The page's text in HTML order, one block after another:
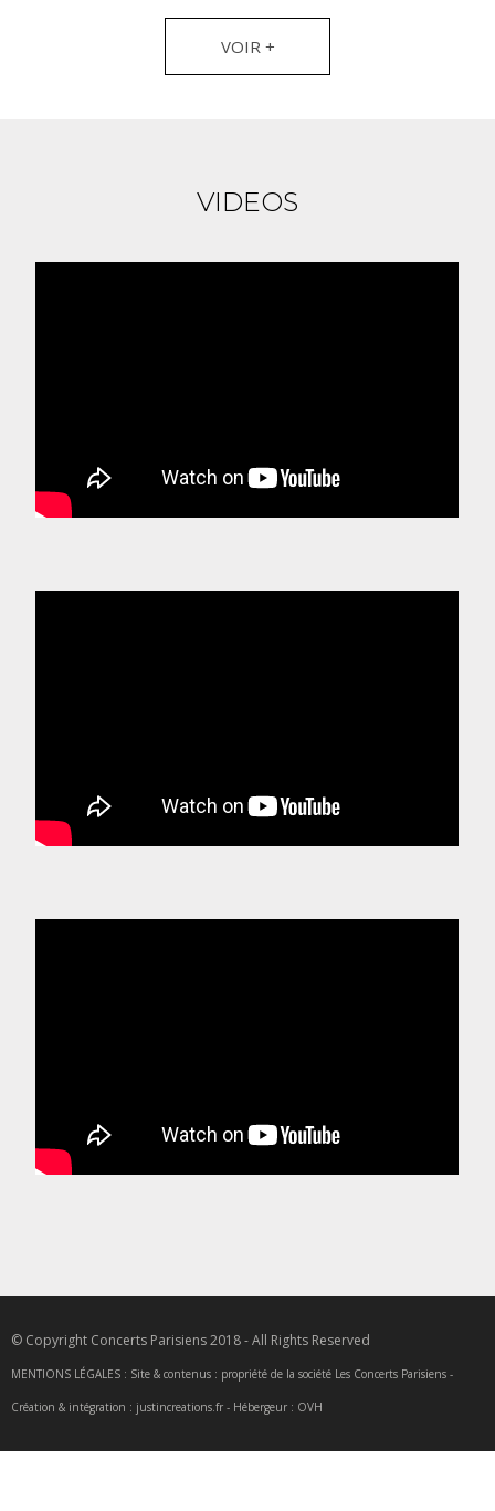
VOIR +
VIDEOS
© Copyright Concerts Parisiens 2018 - All Rights Reserved
MENTIONS LÉGALES : Site & contenus : propriété de la société Les Concerts Parisiens -
Création & intégration : justincreations.fr - Hébergeur : OVH